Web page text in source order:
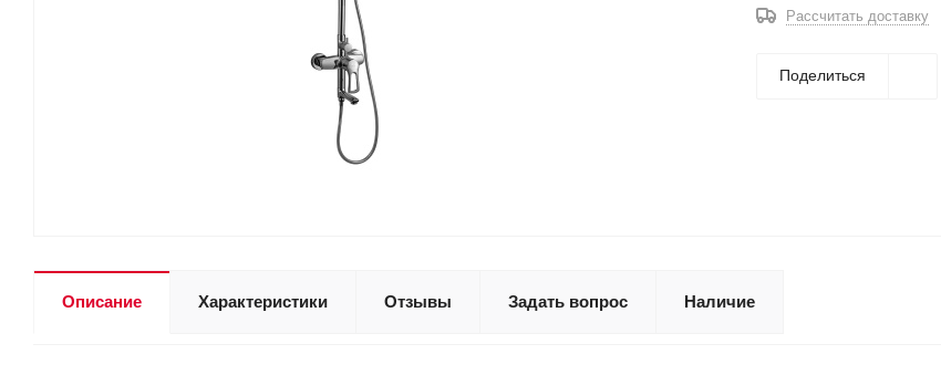
Рассчитать доставку
Поделиться
Описание Характеристики Отзывы Задать вопрос Наличие